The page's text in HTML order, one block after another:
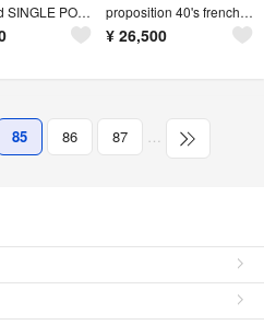
D Second SINGLE POCKET SHIRT proposition 40's french antique shirt
¥ 26,500
85 86 87 …